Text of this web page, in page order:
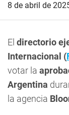
8 de abril de
El directorio
Internacional (
votar la
Argentina
la agencia